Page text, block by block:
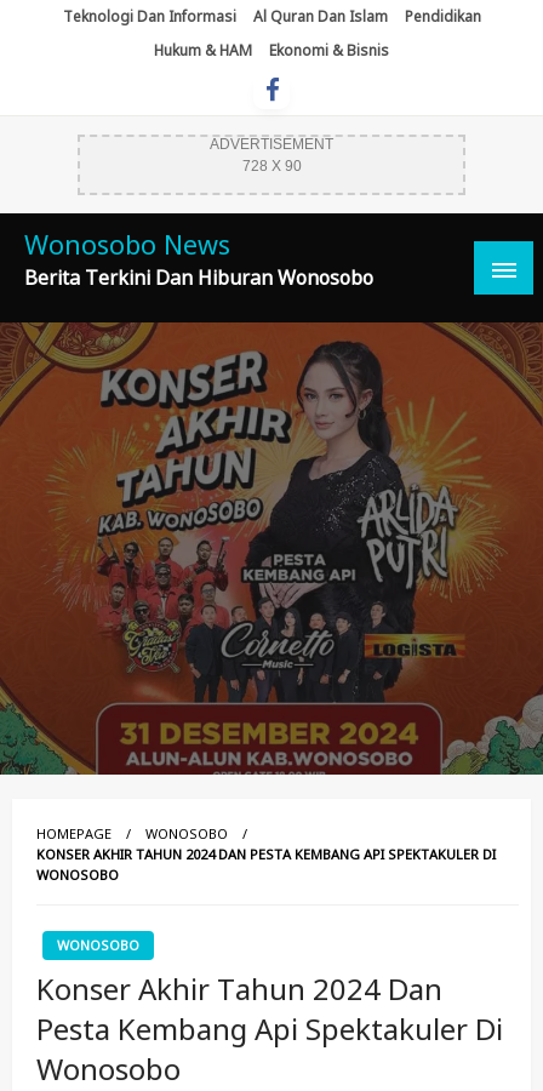
Teknologi Dan Informasi Al Quran Dan Islam
Pendidikan
Hukum & HAM
Ekonomi & Bisnis
ADVERTISEMENT
728 X 90
Wonosobo News
Berita Terkini Dan Hiburan Wonosobo
HOMEPAGE
WONOSOBO
KONSER AKHIR TAHUN 2024 DAN PESTA KEMBANG API SPEKTAKULER DI
WONOSOBO
WONOSOBO
Konser Akhir Tahun 2024 Dan
Pesta Kembang Api Spektakuler Di
Wonosobo